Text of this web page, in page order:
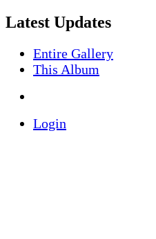
Latest Updates
Entire Gallery
This Album
Login